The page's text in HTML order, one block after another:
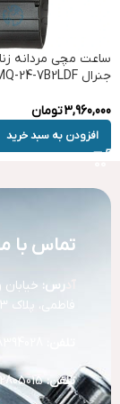
ساعت مچی مردانه
جنرال GENERAL MQ-24-7B2LDF
3,960,000تومان
افزودن به سبد خرید
تماس با
رس:
فاطمی، پلاک 53
تلفن:82805015-021